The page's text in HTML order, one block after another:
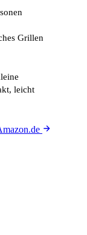
Grillen
leicht